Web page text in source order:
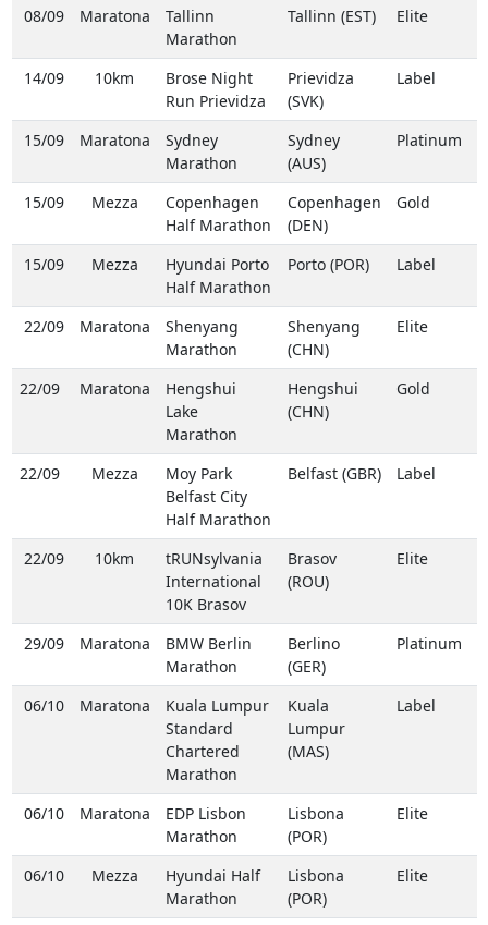
08/09 Maratona
Tallinn
Marathon
Tallinn (EST) Elite
14/09 10km
Brose Night
Run Prievidza
Prievidza
(SVK)
Label
15/09 Maratona
Sydney
Marathon
Sydney
(AUS)
Platinum
15/09 Mezza
Copenhagen
Half Marathon
Copenhagen
(DEN)
Gold
15/09 Mezza
Hyundai Porto
Half Marathon
Porto (POR) Label
22/09 Maratona
Shenyang
Marathon
Shenyang
(CHN)
Elite
22/09 Maratona
Hengshui
Lake
Marathon
Hengshui
(CHN)
Gold
22/09 Mezza
Moy Park
Belfast City
Half Marathon
Belfast (GBR) Label
22/09 10km
tRUNsylvania
International
10K Brasov
Brasov
(ROU)
Elite
29/09 Maratona
BMW Berlin
Marathon
Berlino
(GER)
Platinum
06/10 Maratona
Kuala Lumpur
Standard
Chartered
Marathon
Kuala
Lumpur
(MAS)
Label
06/10 Maratona
EDP Lisbon
Marathon
Lisbona
(POR)
Elite
06/10 Mezza
Hyundai Half
Marathon
Lisbona
(POR)
Elite